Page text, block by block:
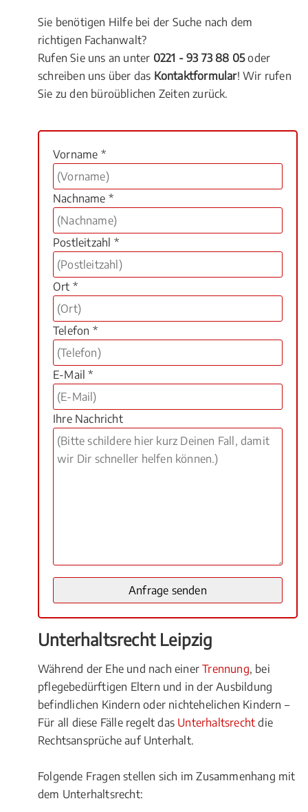
Sie benötigen Hilfe bei der Suche nach dem
richtigen Fachanwalt?
Rufen Sie uns an unter 0221 - 93 73 88 05oder
schreiben uns über das Kontaktformular! Wir rufen
Sie zu den büroüblichen Zeiten zurück.
Vorname *
Nachname *
Postleitzahl *
Ort *
Telefon *
E-Mail *
Ihre Nachricht
Unterhaltsrecht Leipzig
Während der Ehe und nach einerTrennung, bei
pflegebedürftigen Eltern und in der Ausbildung
befindlichen Kindern oder nichtehelichen Kindern –
Für all diese Fälle regelt das Unterhaltsrecht die
Rechtsansprüche auf Unterhalt.
Folgende Fragen stellen sich im Zusammenhang mit
dem Unterhaltsrecht: